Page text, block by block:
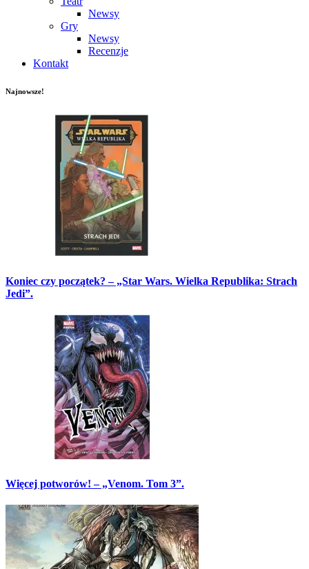
Newsy
Gry
Newsy
Recenzje
Kontakt
Najnowsze!
Koniec czy początek? – „Star Wars. Wielka Republika: Strach
Jedi”.
Więcej potworów! – „Venom. Tom 3”.